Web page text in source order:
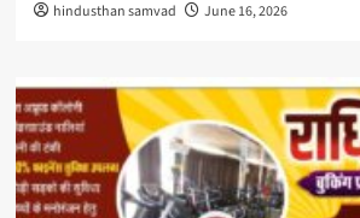
hindusthan samvad June 16, 2026